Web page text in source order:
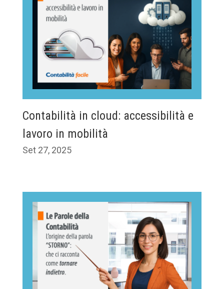
Contabilità in cloud: accessibilità e
lavoro in mobilità
Set 27, 2025